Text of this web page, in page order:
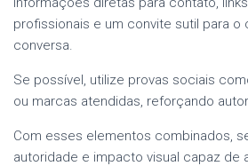
profissionais e um convite sutil para o
conversa.
Se possível, utilize provas sociais
ou marcas atendidas, reforçando
Com esses elementos combinados,
autoridade e impacto visual capaz de